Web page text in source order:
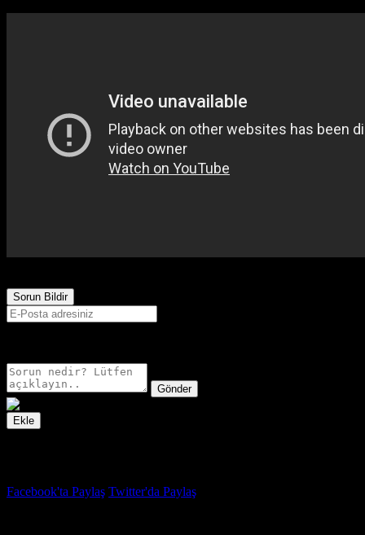
Sorun Bildir
Gönder
Ekle
Facebook'ta Paylaş Twitter'da Paylaş